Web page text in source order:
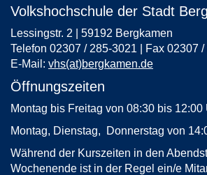
Volkshochschule der Stadt
Lessingstr. 2 | 59192 Bergkamen
Telefon 02307 / 285-3021 | Fax 02307
E-Mail: vhs(at)bergkamen.de
Öffnungszeiten
Montag bis Freitag von 08:30 bis 12:00
Montag, Dienstag, Donnerstag von
Während der Kurszeiten in den
Wochenende ist in der Regel ein/e